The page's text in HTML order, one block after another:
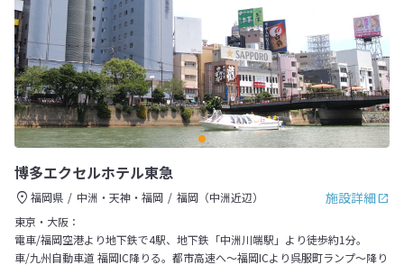
博多エクセルホテル東急
施設詳細
福岡県 中洲・天神・福岡
福岡（中洲近辺）
東京・大阪：
電車/福岡空港より地下鉄で4駅、地下鉄「中洲川端駅」より徒歩約1分。
車/九州自動車道 福岡IC降りる。都市高速へ～福岡ICより呉服町ランプ～降り